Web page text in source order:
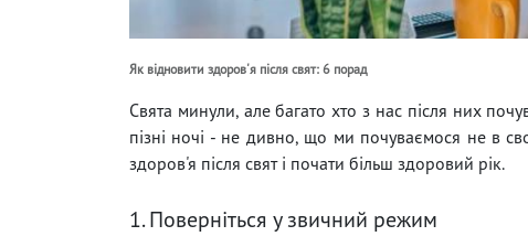
Як відновити здоров'я після свят: 6 порад
Свята минули, але багато хто з нас після них
пізні ночі - не дивно, що ми почуваємося не в
здоров'я після свят і почати більш здоровий рік.
1. Поверніться у звичний режим